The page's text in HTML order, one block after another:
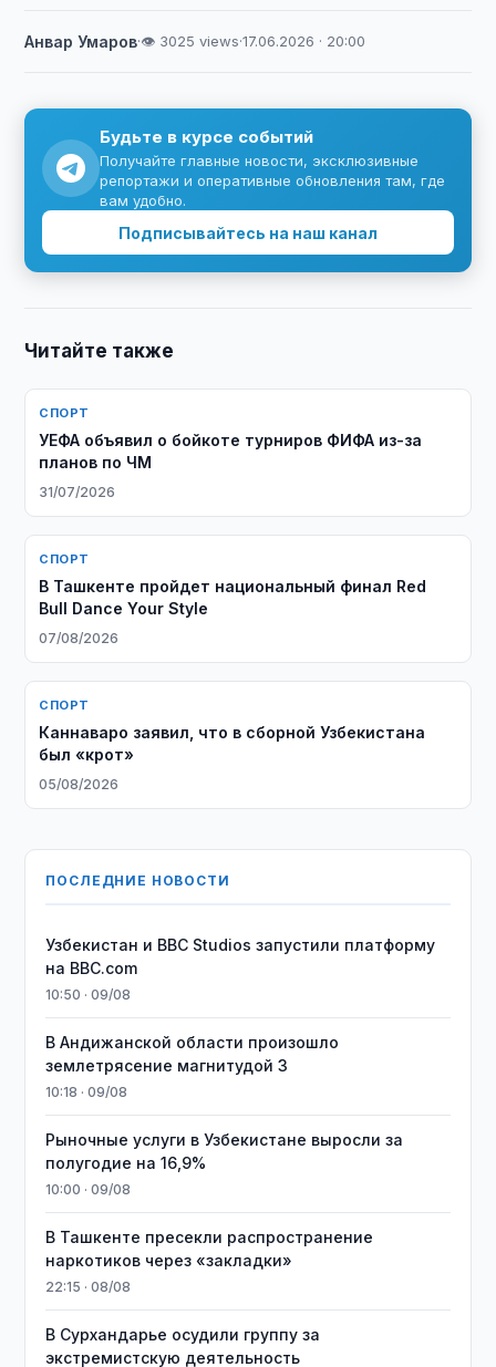
Анвар Умаров·👁 3025 views·17.06.2026 · 20:00
Будьте в курсе событий
Получайте главные новости, эксклюзивные
репортажи и оперативные обновления там, где
вам удобно.
Подписывайтесь на наш канал
Читайте также
СПОРТ
УЕФА объявил о бойкоте турниров ФИФА из-за
планов по ЧМ
31/07/2026
СПОРТ
В Ташкенте пройдет национальный финал Red
Bull Dance Your Style
07/08/2026
СПОРТ
Каннаваро заявил, что в сборной Узбекистана
был «крот»
05/08/2026
ПОСЛЕДНИЕ НОВОСТИ
Узбекистан и BBC Studios запустили платформу
на BBC.com
10:50 · 09/08
В Андижанской области произошло
землетрясение магнитудой 3
10:18 · 09/08
Рыночные услуги в Узбекистане выросли за
полугодие на 16,9%
10:00 · 09/08
В Ташкенте пресекли распространение
наркотиков через «закладки»
22:15 · 08/08
В Сурхандарье осудили группу за
экстремистскую деятельность